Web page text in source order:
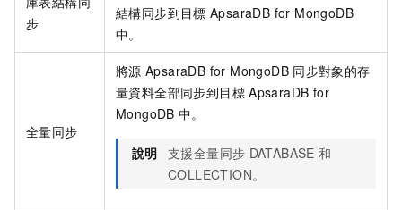
步
結構同步到目標 ApsaraDB for MongoDB
中。
全量同步
將源 ApsaraDB for MongoDB 同步對象的存
量資料全部同步到目標 ApsaraDB for
MongoDB 中。
說明 支援全量同步 DATABASE 和
COLLECTION。